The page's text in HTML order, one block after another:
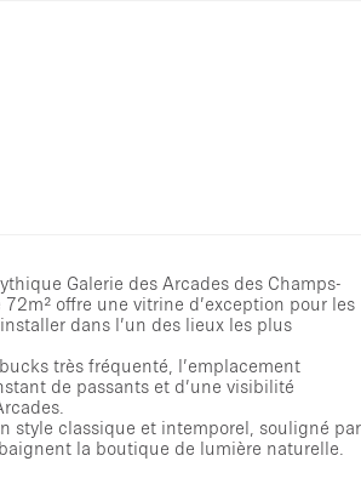
Galerie des Arcades des Champs-
72m² offre une vitrine d’exception pour les
dans l’un des lieux les plus
très fréquenté, l’emplacement
de passants et d’une visibilité
style classique et intemporel, souligné par
la boutique de lumière naturelle.